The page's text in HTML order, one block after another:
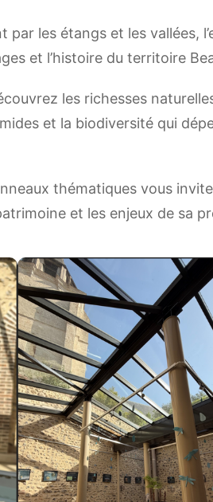
par les étangs et les vallées,
et l’histoire du territoire
les richesses
et la biodiversité qui
thématiques vous
et les enjeux de sa